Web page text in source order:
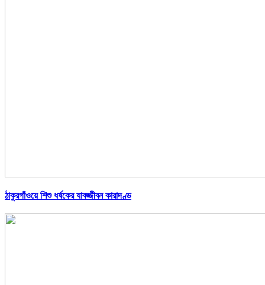
ঠাকুরগাঁওয়ে শিশু ধর্ষকের যাবজ্জীবন কারাদণ্ড